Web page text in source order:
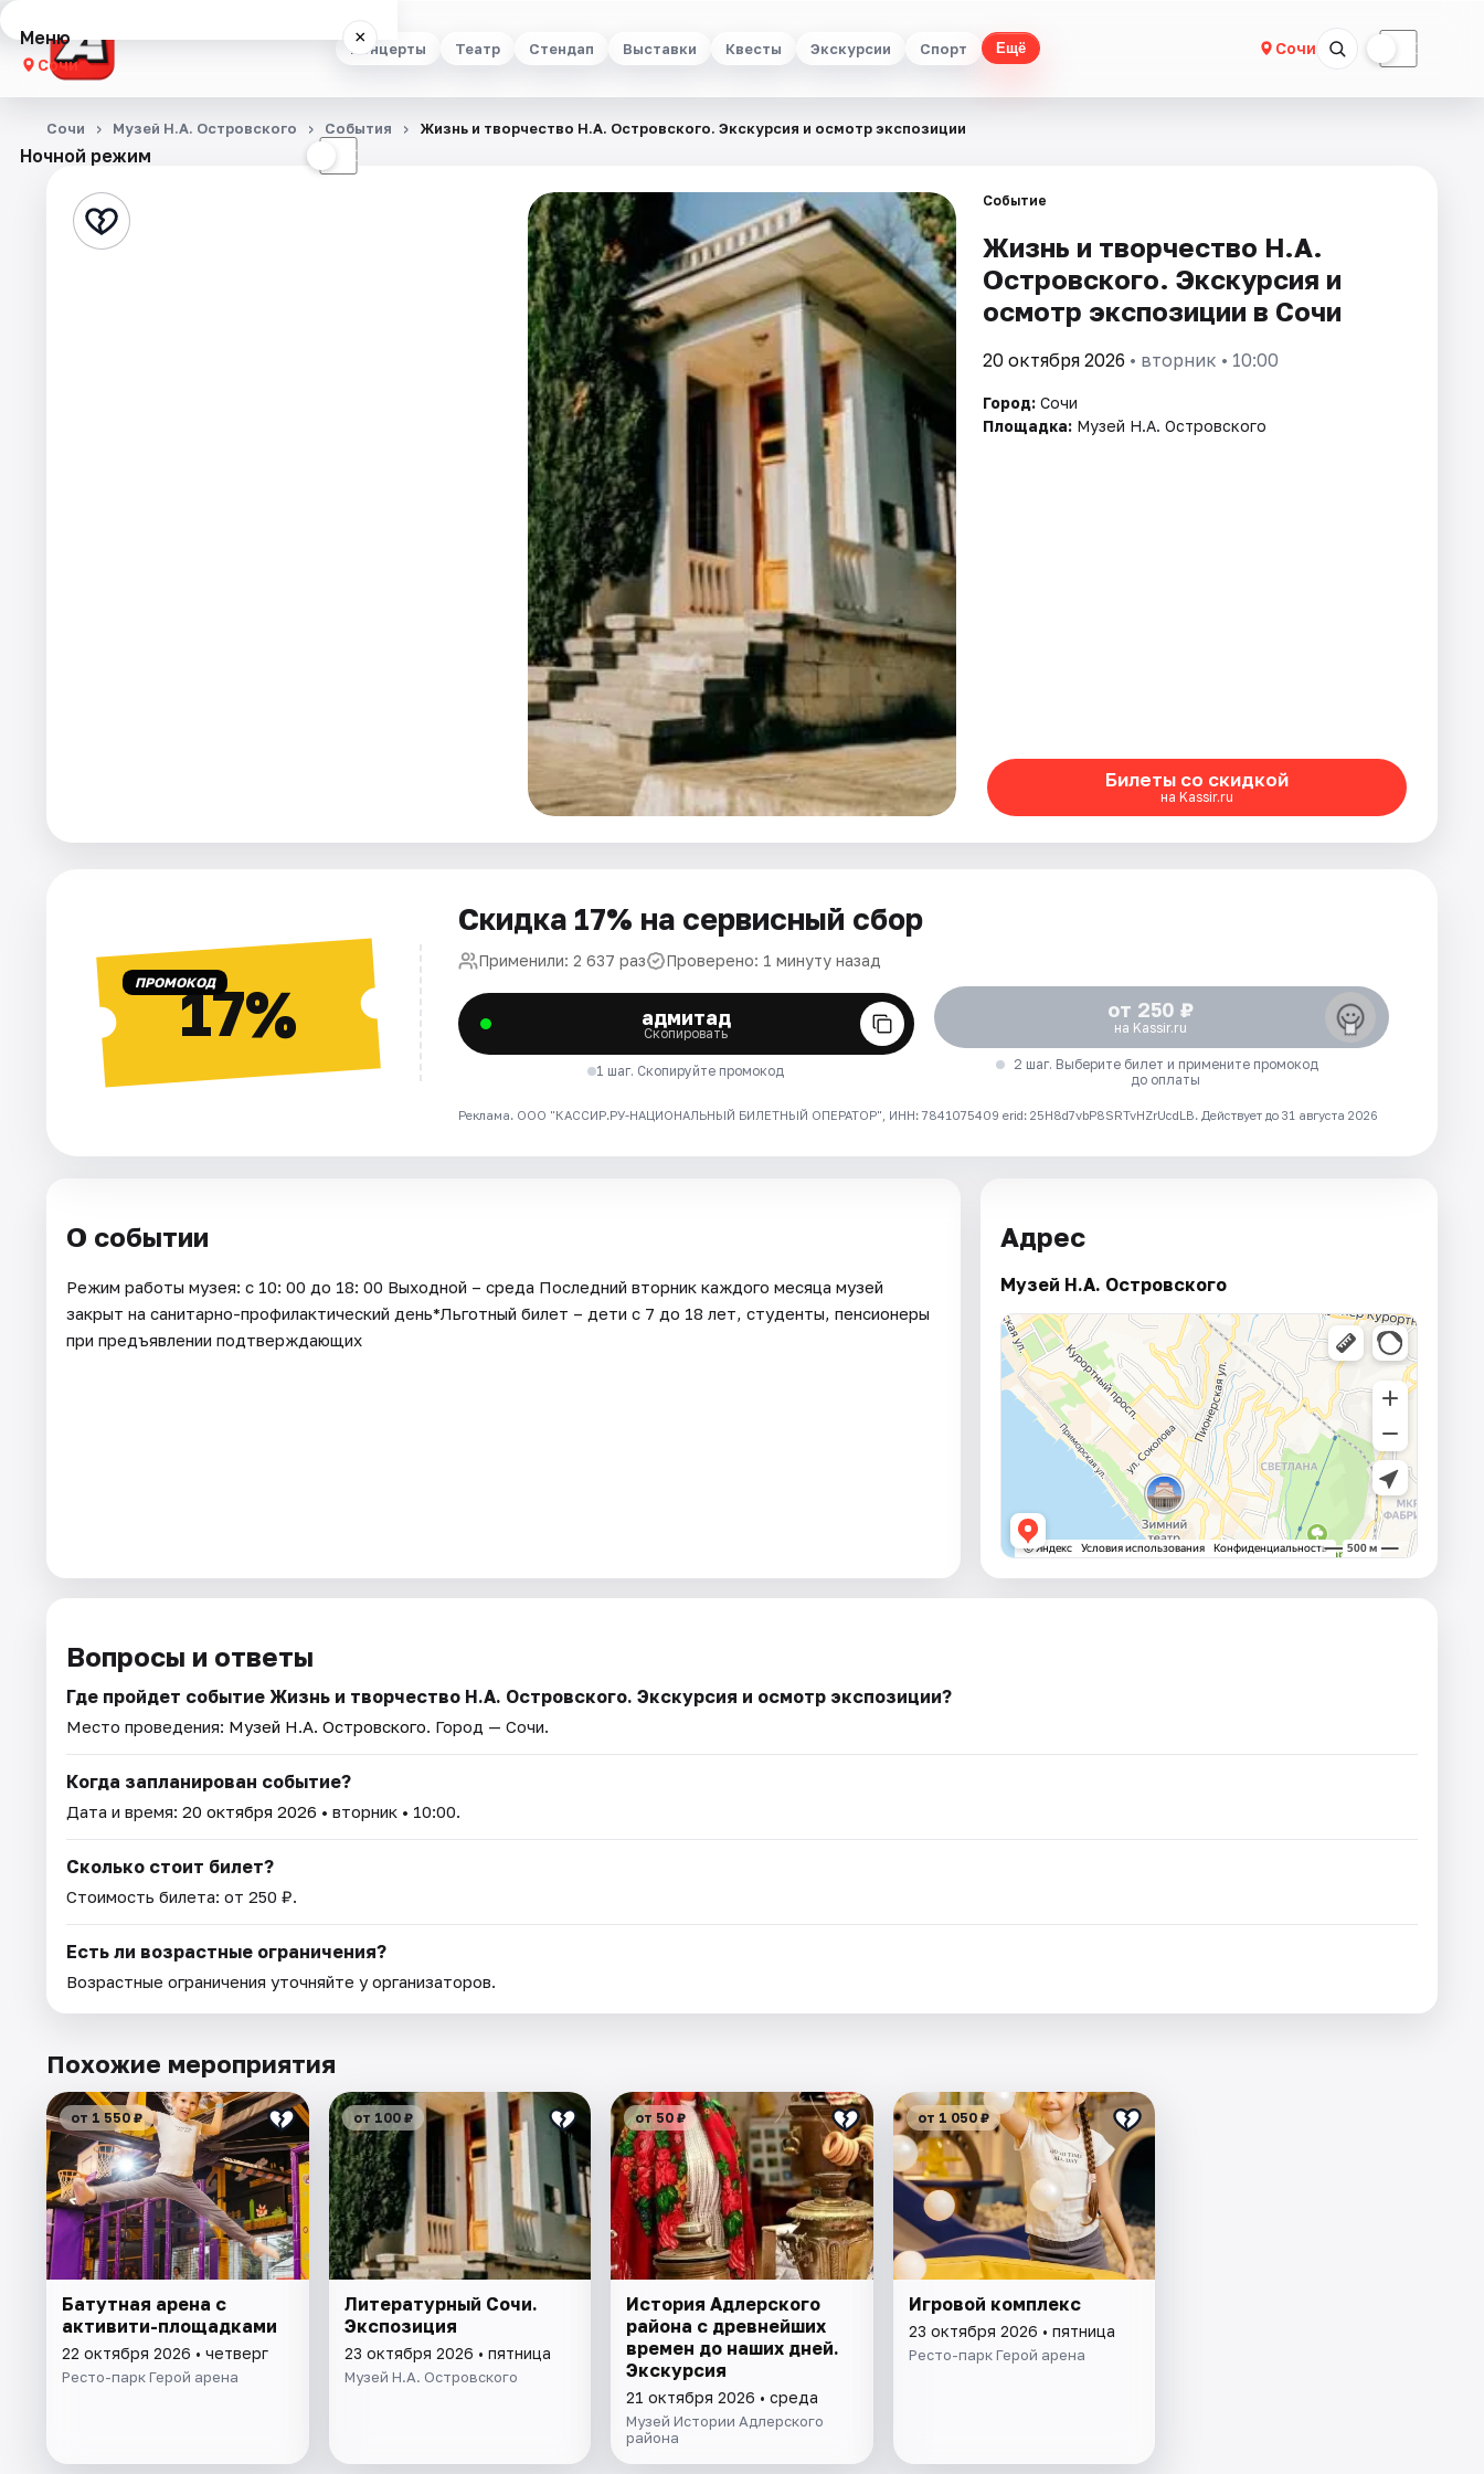
Концерты Театр Стендап Выставки Квесты Экскурсии Спорт Ещё Сочи ☾
Меню ×
Сочи
Концерты
Стендап
Ночной режим ☾
Сочи Музей Н.А. Островского События Жизнь и творчество Н.А. Островского. Экскурсия и осмотр экспозиции
Событие
Жизнь и творчество Н.А.
Островского. Экскурсия и
осмотр экспозиции в Сочи
20 октября 2026 • вторник • 10:00
Город: Сочи
Площадка: Музей Н.А. Островского
Билеты со скидкой
на Kassir.ru
ПРОМОКОД17%
Скидка 17% на сервисный сбор
Применили: 2 637 раз Проверено: 1 минуту назад
адмитад
Скопировать
1 шаг. Скопируйте промокод
от 250 ₽
на Kassir.ru
2 шаг. Выберите билет и примените промокод
до оплаты
Реклама. ООО "КАССИР.РУ-НАЦИОНАЛЬНЫЙ БИЛЕТНЫЙ ОПЕРАТОР", ИНН: 7841075409 erid: 25H8d7vbP8SRTvHZrUcdLB. Действует до 31 августа 2026
О событии
Режим работы музея: с 10: 00 до 18: 00 Выходной – среда Последний вторник каждого месяца музей
закрыт на санитарно-профилактический день*Льготный билет – дети с 7 до 18 лет, студенты, пенсионеры
при предъявлении подтверждающих
Адрес
Музей Н.А. Островского
Вопросы и ответы
Где пройдет событие Жизнь и творчество Н.А. Островского. Экскурсия и осмотр экспозиции?
Место проведения: Музей Н.А. Островского. Город — Сочи.
Когда запланирован событие?
Дата и время: 20 октября 2026 • вторник • 10:00.
Сколько стоит билет?
Стоимость билета: от 250 ₽.
Есть ли возрастные ограничения?
Возрастные ограничения уточняйте у организаторов.
Похожие мероприятия
от 1 550 ₽
Батутная арена с
активити-площадками
22 октября 2026 • четверг
Ресто-парк Герой арена
от 100 ₽
Литературный Сочи.
Экспозиция
23 октября 2026 • пятница
Музей Н.А. Островского
от 50 ₽
История Адлерского
района с древнейших
времен до наших дней.
Экскурсия
21 октября 2026 • среда
Музей Истории Адлерского
района
от 1 050 ₽
Игровой комплекс
23 октября 2026 • пятница
Ресто-парк Герой арена